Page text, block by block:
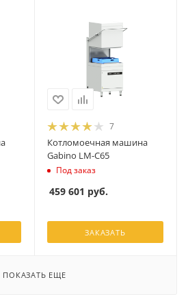
7
Котломоечная машина
Gabino LM-C65
Под заказ
459 601 руб.
ЗАКАЗАТЬ
ПОКАЗАТЬ ЕЩЕ